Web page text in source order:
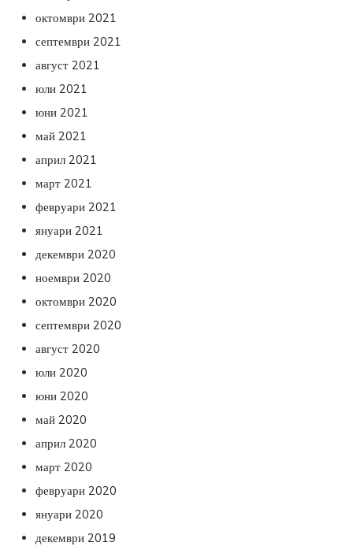
октомври 2021
септември 2021
август 2021
юли 2021
юни 2021
май 2021
април 2021
март 2021
февруари 2021
януари 2021
декември 2020
ноември 2020
октомври 2020
септември 2020
август 2020
юли 2020
юни 2020
май 2020
април 2020
март 2020
февруари 2020
януари 2020
декември 2019